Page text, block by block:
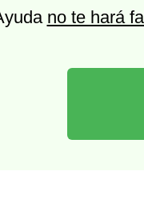
no te hará